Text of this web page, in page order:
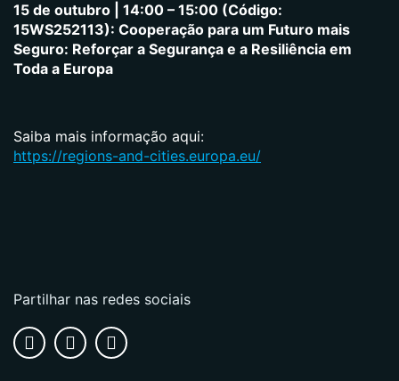
15 de outubro | 14:00 – 15:00 (Código:
15WS252113): Cooperação para um Futuro mais
Seguro: Reforçar a Segurança e a Resiliência em
Toda a Europa
Saiba mais informação aqui:
https://regions-and-cities.europa.eu/
Partilhar nas redes sociais